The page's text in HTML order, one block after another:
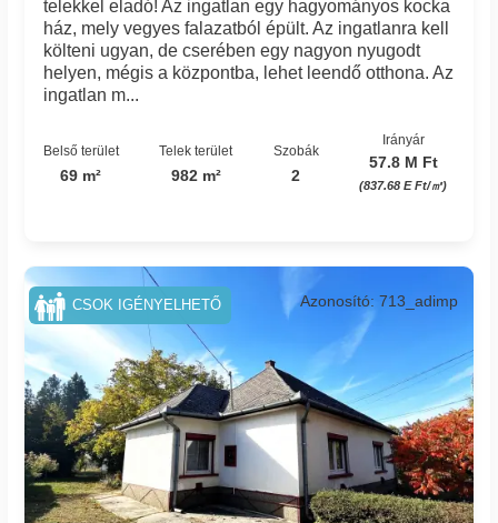
telekkel eladó! Az ingatlan egy hagyományos kocka
ház, mely vegyes falazatból épült. Az ingatlanra kell
költeni ugyan, de cserében egy nagyon nyugodt
helyen, mégis a központba, lehet leendő otthona. Az
ingatlan m...
Belső terület
69 m²
Telek terület
982 m²
Szobák
2
Irányár
57.8 M Ft
(837.68 E Ft/㎡)
Azonosító: 713_adimp
CSOK IGÉNYELHETŐ